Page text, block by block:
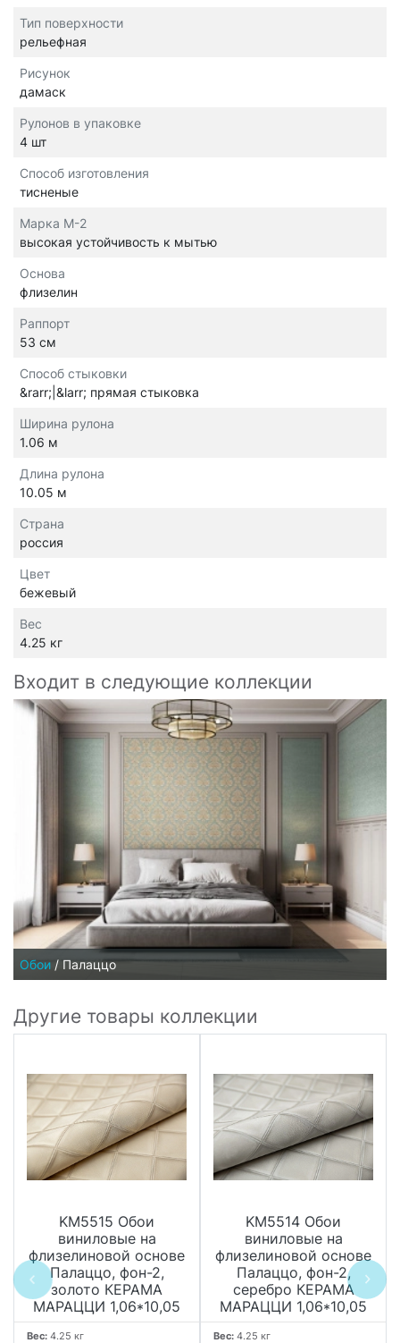
Тип поверхности
рельефная
Рисунок
дамаск
Рулонов в упаковке
4 шт
Способ изготовления
тисненые
Марка М-2
высокая устойчивость к мытью
Основа
флизелин
Раппорт
53 см
Способ стыковки
&rarr;|&larr; прямая стыковка
Ширина рулона
1.06 м
Длина рулона
10.05 м
Страна
россия
Цвет
бежевый
Вес
4.25 кг
Входит в следующие коллекции
Обои / Палаццо
Другие товары коллекции
KM5515 Обои
виниловые на
флизелиновой основе
Палаццо, фон-2,
золото КЕРАМА
МАРАЦЦИ 1,06*10,05
Вес: 4.25 кг
KM5514 Обои
виниловые на
флизелиновой основе
Палаццо, фон-2,
серебро КЕРАМА
МАРАЦЦИ 1,06*10,05
Вес: 4.25 кг